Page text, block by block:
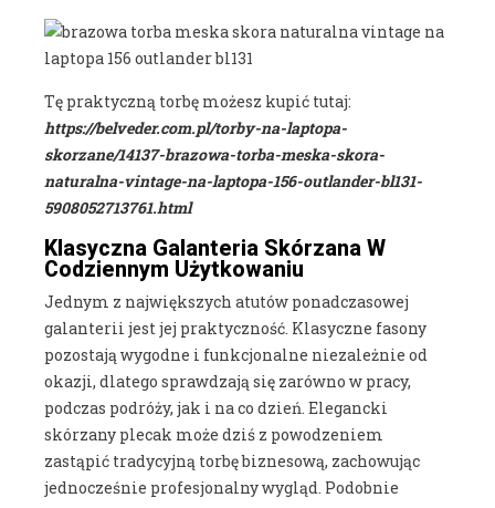
Tę praktyczną torbę możesz kupić tutaj:
https://belveder.com.pl/torby-na-laptopa-
skorzane/14137-brazowa-torba-meska-skora-
naturalna-vintage-na-laptopa-156-outlander-bl131-
5908052713761.html
Klasyczna Galanteria Skórzana W
Codziennym Użytkowaniu
Jednym z największych atutów ponadczasowej
galanterii jest jej praktyczność. Klasyczne fasony
pozostają wygodne i funkcjonalne niezależnie od
okazji, dlatego sprawdzają się zarówno w pracy,
podczas podróży, jak i na co dzień. Elegancki
skórzany plecak może dziś z powodzeniem
zastąpić tradycyjną torbę biznesową, zachowując
jednocześnie profesjonalny wygląd. Podobnie